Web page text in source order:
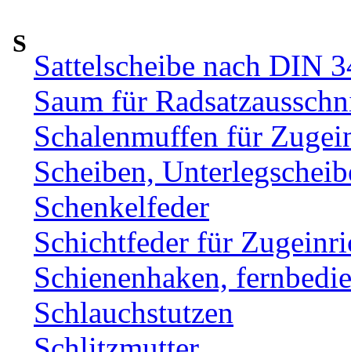
S
Sattelscheibe nach DIN
Saum für
Schalenmuffen für
Scheiben,
Schenkelfeder
Schichtfeder für
Schienenhaken,
Schlauchstutzen